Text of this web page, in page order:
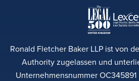
Ronald Fletcher Baker LLP ist von
Authority zugelassen und
Unternehmensnummer